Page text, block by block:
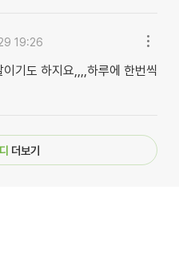
19:26
기도 하지요,,,,하루에 한번씩
더보기